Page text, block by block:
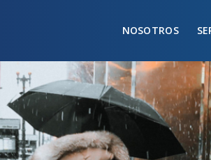
NOSOTROS